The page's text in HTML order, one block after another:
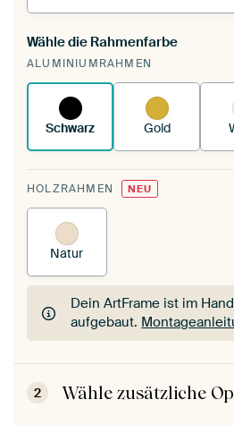
Du spannst einen
deinen vorhandenen
funktioniert es.
Wähle die Rahmenfarbe
ALUMINIUMRAHMEN
Schwarz Gold
HOLZRAHMEN NEU
Natur
Dein ArtFrame ist im
aufgebaut.
Dein ArtFrame ist im
aufgebaut.
2 Wähle zusätzliche